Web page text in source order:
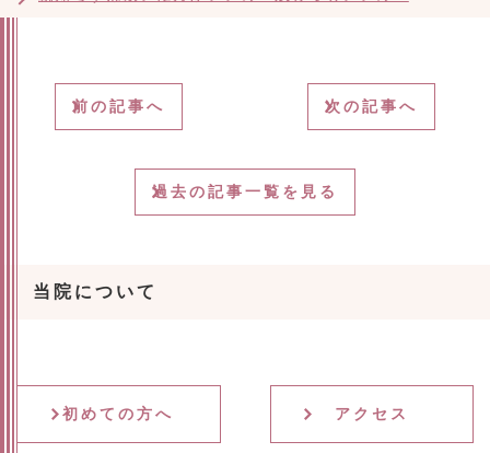
前の記事へ 次の記事へ
過去の記事一覧を見る
当院について
初めての方へ アクセス